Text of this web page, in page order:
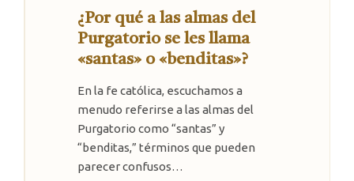
¿Se puede evitar el
Purgatorio? Respuesta de
Santa Teresita
En el Carmelo de Lisieux, la hermana
María Filomena había llegado a la
convicción de que después de su
muerte pasaría por el Purgatorio.
Cua…